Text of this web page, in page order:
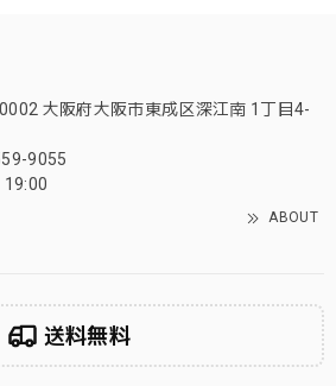
大阪府大阪市東成区深江南 1丁目4-
9055
19:00
ABOUT
送料無料